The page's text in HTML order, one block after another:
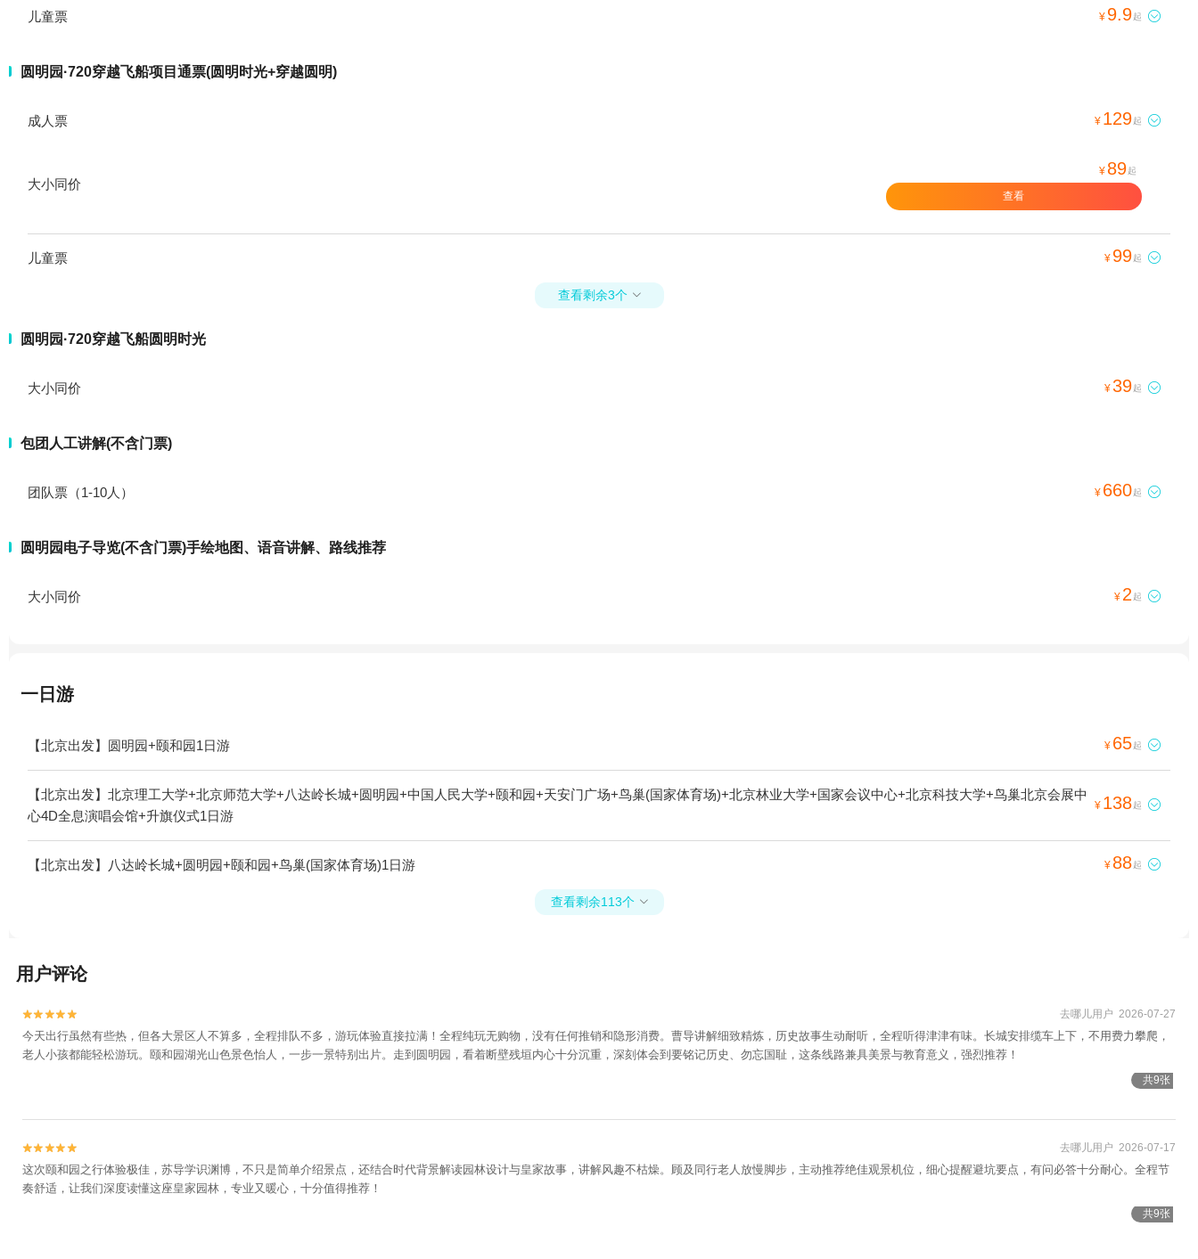
儿童票 ¥ 9.9起 
圆明园·720穿越飞船项目通票(圆明时光+穿越圆明)
成人票 ¥ 129起 
大小同价
¥ 89 起
查看
儿童票 ¥ 99起 
查看剩余3个 
圆明园·720穿越飞船圆明时光
大小同价 ¥39起 
包团人工讲解(不含门票)
团队票（1-10人） ¥ 660起 
圆明园电子导览(不含门票)手绘地图、语音讲解、路线推荐
大小同价 ¥ 2 起 
一日游
【北京出发】圆明园+颐和园1日游 ¥ 65起 
【北京出发】北京理工大学+北京师范大学+八达岭长城+圆明园+中国人民大学+颐和园+天安门广场+鸟巢(国家体育场)+北京林业大学+国家会议中心+北京科技大学+鸟巢北京会展中
心4D全息演唱会馆+升旗仪式1日游
¥ 138起 
【北京出发】八达岭长城+圆明园+颐和园+鸟巢(国家体育场)1日游 ¥ 88起 
查看剩余113个 
用户评论

 去哪儿用户 2026-07-27
今天出行虽然有些热，但各大景区人不算多，全程排队不多，游玩体验直接拉满！全程纯玩无购物，没有任何推销和隐形消费。曹导讲解细致精炼，历史故事生动耐听，全程听得津津有味。长城安排缆车上下，不用费力攀爬，
老人小孩都能轻松游玩。颐和园湖光山色景色怡人，一步一景特别出片。走到圆明园，看着断壁残垣内心十分沉重，深刻体会到要铭记历史、勿忘国耻，这条线路兼具美景与教育意义，强烈推荐！
共9张

 去哪儿用户 2026-07-17
这次颐和园之行体验极佳，苏导学识渊博，不只是简单介绍景点，还结合时代背景解读园林设计与皇家故事，讲解风趣不枯燥。顾及同行老人放慢脚步，主动推荐绝佳观景机位，细心提醒避坑要点，有问必答十分耐心。全程节
奏舒适，让我们深度读懂这座皇家园林，专业又暖心，十分值得推荐！
共9张